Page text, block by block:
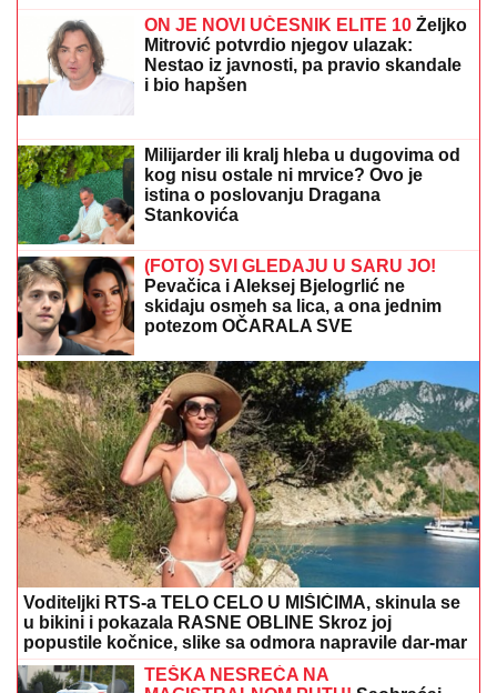
"HTEO SAM DA SE ZAMONAŠIM"Dejan Stanković
Kralj otkrio ko je doktorka koju ženi, šokirao detaljima
iz života: "Nema vila i kamiona" (VIDEO)
Sevnulo ono na čemu joj sve žene
zavide! Marina sa bezobraznim
prorezom pokazala previše (FOTO)
Stigla poruka iz Irana koja je uzdrmala
Vašington: Ormuski moreuz se ne
otvara bez jednog ključnog poteza
SAD